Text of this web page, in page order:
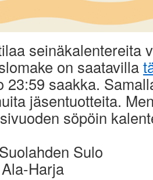
seinäkalentereita
on saatavilla
23:59 saakka.
jäsentuotteita.
söpöin
Sulo
Harja